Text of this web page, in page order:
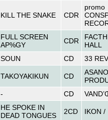
KILL THE SNAKE CDR
promo
FULL SCREEN
AP%GY
CDR
HALL
SOUN CD 33
TAKOYAKIKUN CD
ASANO
- CD
HE SPOKE IN
DEAD TONGUES
2CD IKON /